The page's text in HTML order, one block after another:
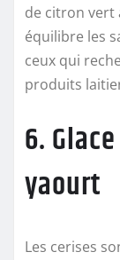
de citron vert
équilibre les
ceux qui
produits
6.
yaourt
Les cerises